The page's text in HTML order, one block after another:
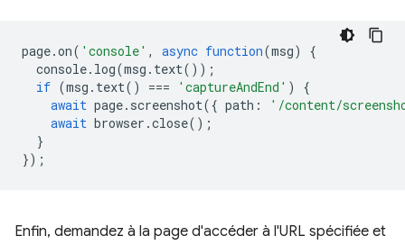
page.on( 'console' , async function(msg)
{
console. log(msg . text());
if (msg . text() === 'captureAndEnd' )
{
await page. screenshot({ path :
'/content/
await browser .close();
}
});
Enfin, demandez à la page d'accéder à l'URL spécifiée et